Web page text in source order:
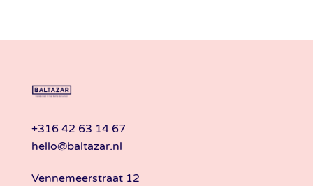
+316 42 63 14 67
hello@baltazar.nl
Vennemeerstraat 12